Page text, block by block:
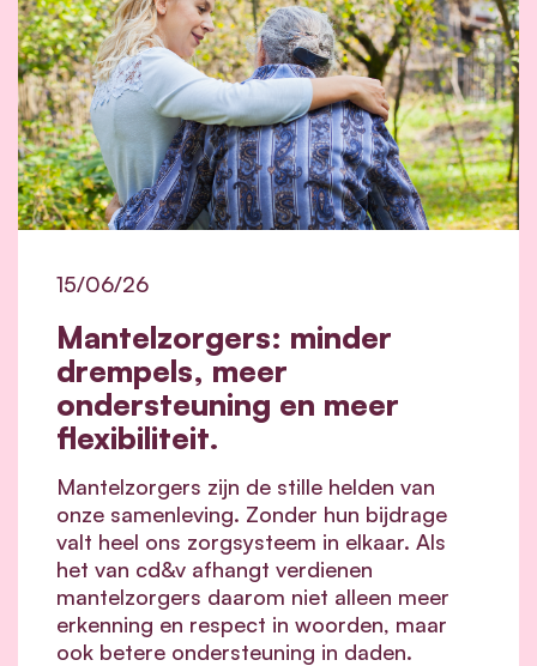
Mantelzorgers: minder
drempels, meer
ondersteuning en meer
flexibiliteit.
15/06/26
Mantelzorgers zijn de stille helden van
onze samenleving. Zonder hun bijdrage
valt heel ons zorgsysteem in elkaar. Als
het van cd&v afhangt verdienen
mantelzorgers daarom niet alleen meer
erkenning en respect in woorden, maar
ook betere ondersteuning in daden.